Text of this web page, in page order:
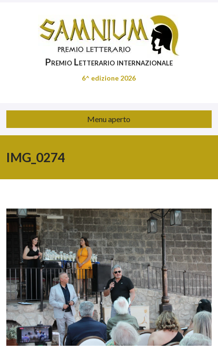
Premio Letterario internazionale
6^ edizione 2026
Menu aperto
IMG_0274